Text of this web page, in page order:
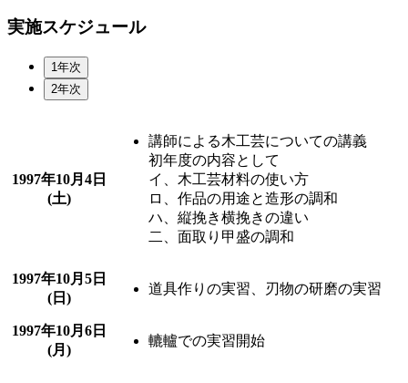
実施スケジュール
1年次
2年次
1997年10月4日
(土)
講師による木工芸についての講義
初年度の内容として
イ、木工芸材料の使い方
ロ、作品の用途と造形の調和
ハ、縦挽き横挽きの違い
二、面取り甲盛の調和
1997年10月5日
(日)
道具作りの実習、刃物の研磨の実習
1997年10月6日
(月)
轆轤での実習開始